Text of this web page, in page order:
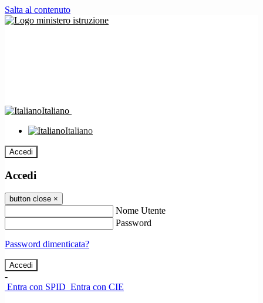
Salta al contenuto
Italiano
Italiano
Accedi
Accedi
button close ×
Nome Utente
Password
Password dimenticata?
-
Entra con SPID Entra con CIE